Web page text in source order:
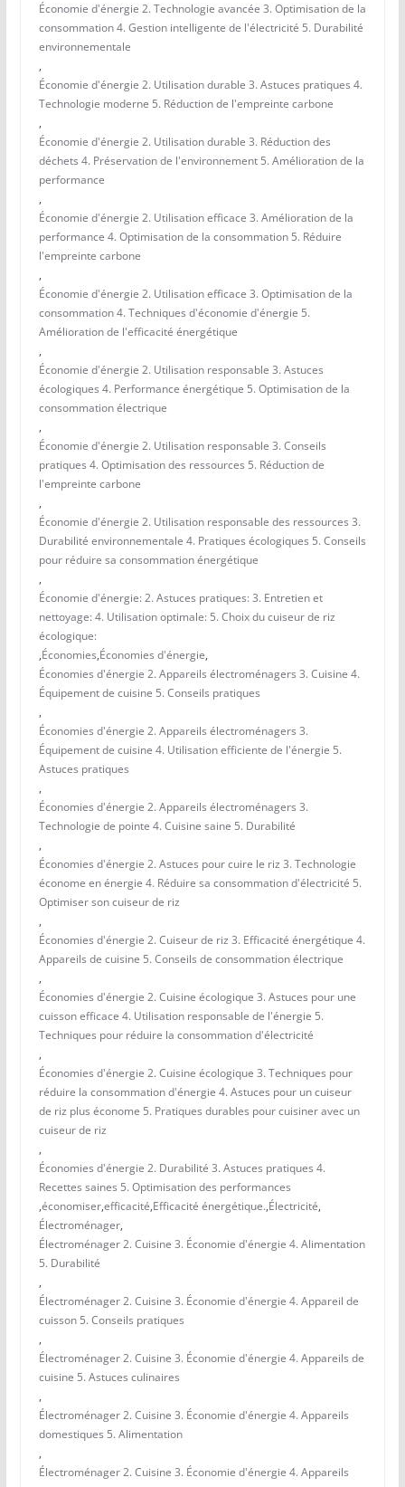
Économie d'énergie 2. Technologie avancée 3. Optimisation de la
consommation 4. Gestion intelligente de l'électricité 5. Durabilité
environnementale
,
Économie d'énergie 2. Utilisation durable 3. Astuces pratiques 4.
Technologie moderne 5. Réduction de l'empreinte carbone
,
Économie d'énergie 2. Utilisation durable 3. Réduction des
déchets 4. Préservation de l'environnement 5. Amélioration de la
performance
,
Économie d'énergie 2. Utilisation efficace 3. Amélioration de la
performance 4. Optimisation de la consommation 5. Réduire
l'empreinte carbone
,
Économie d'énergie 2. Utilisation efficace 3. Optimisation de la
consommation 4. Techniques d'économie d'énergie 5.
Amélioration de l'efficacité énergétique
,
Économie d'énergie 2. Utilisation responsable 3. Astuces
écologiques 4. Performance énergétique 5. Optimisation de la
consommation électrique
,
Économie d'énergie 2. Utilisation responsable 3. Conseils
pratiques 4. Optimisation des ressources 5. Réduction de
l'empreinte carbone
,
Économie d'énergie 2. Utilisation responsable des ressources 3.
Durabilité environnementale 4. Pratiques écologiques 5. Conseils
pour réduire sa consommation énergétique
,
Économie d'énergie: 2. Astuces pratiques: 3. Entretien et
nettoyage: 4. Utilisation optimale: 5. Choix du cuiseur de riz
écologique:
,Économies,Économies d'énergie,
Économies d'énergie 2. Appareils électroménagers 3. Cuisine 4.
Équipement de cuisine 5. Conseils pratiques
,
Économies d'énergie 2. Appareils électroménagers 3.
Équipement de cuisine 4. Utilisation efficiente de l'énergie 5.
Astuces pratiques
,
Économies d'énergie 2. Appareils électroménagers 3.
Technologie de pointe 4. Cuisine saine 5. Durabilité
,
Économies d'énergie 2. Astuces pour cuire le riz 3. Technologie
économe en énergie 4. Réduire sa consommation d'électricité 5.
Optimiser son cuiseur de riz
,
Économies d'énergie 2. Cuiseur de riz 3. Efficacité énergétique 4.
Appareils de cuisine 5. Conseils de consommation électrique
,
Économies d'énergie 2. Cuisine écologique 3. Astuces pour une
cuisson efficace 4. Utilisation responsable de l'énergie 5.
Techniques pour réduire la consommation d'électricité
,
Économies d'énergie 2. Cuisine écologique 3. Techniques pour
réduire la consommation d'énergie 4. Astuces pour un cuiseur
de riz plus économe 5. Pratiques durables pour cuisiner avec un
cuiseur de riz
,
Économies d'énergie 2. Durabilité 3. Astuces pratiques 4.
Recettes saines 5. Optimisation des performances
,économiser,efficacité,Efficacité énergétique.,Électricité,
Électroménager,
Électroménager 2. Cuisine 3. Économie d'énergie 4. Alimentation
5. Durabilité
,
Électroménager 2. Cuisine 3. Économie d'énergie 4. Appareil de
cuisson 5. Conseils pratiques
,
Électroménager 2. Cuisine 3. Économie d'énergie 4. Appareils de
cuisine 5. Astuces culinaires
,
Électroménager 2. Cuisine 3. Économie d'énergie 4. Appareils
domestiques 5. Alimentation
,
Électroménager 2. Cuisine 3. Économie d'énergie 4. Appareils